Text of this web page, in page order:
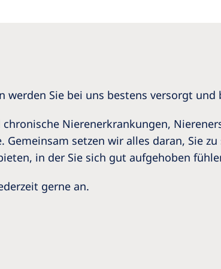
United States of
Website
Sie bei uns bestens versorgt und
Nierenerkrankungen,
setzen wir alles daran, Sie
in der Sie sich gut aufgehoben
gerne an.